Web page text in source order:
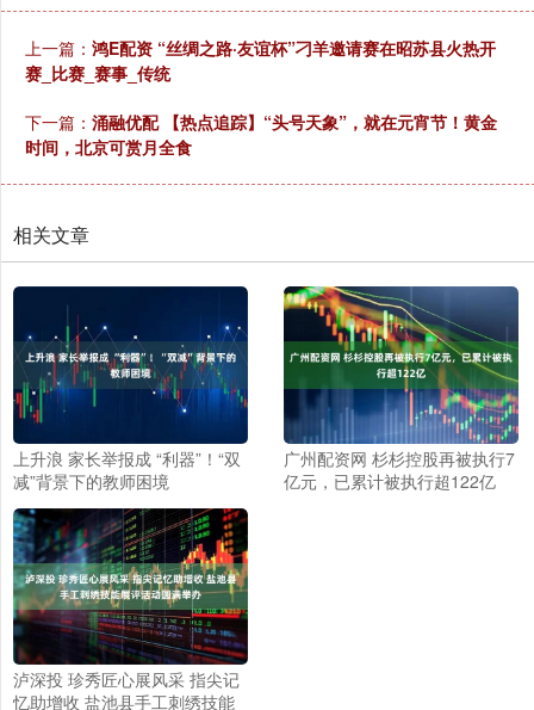
上一篇： 鸿E配资 “丝绸之路·友谊杯”刁羊邀请赛在昭苏县火热开
赛_比赛_赛事_传统
下一篇： 涌融优配 【热点追踪】“头号天象”，就在元宵节！黄金
时间，北京可赏月全食
相关文章
上升浪 家长举报成 “利器”！“双
减”背景下的教师困境
广州配资网 杉杉控股再被执行7
亿元，已累计被执行超122亿
泸深投 珍秀匠心展风采 指尖记
忆助增收 盐池县手工刺绣技能